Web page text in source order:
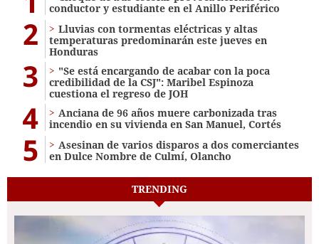
conductor y estudiante en el Anillo Periférico
2
Lluvias con tormentas eléctricas y altas
temperaturas predominarán este jueves en
Honduras
3
"Se está encargando de acabar con la poca
credibilidad de la CSJ": Maribel Espinoza
cuestiona el regreso de JOH
4
Anciana de 96 años muere carbonizada tras
incendio en su vivienda en San Manuel, Cortés
5
Asesinan de varios disparos a dos comerciantes
en Dulce Nombre de Culmí, Olancho
TRENDING